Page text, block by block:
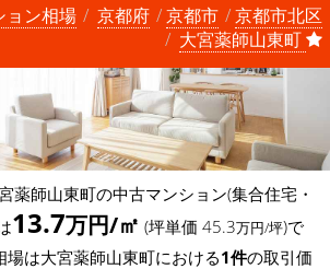
ョン相場
京都府 京都市
京都市北区
大宮薬師山東町
薬師山東町の中古マンション(集合住宅・
13.7万円/㎡ (坪単価 45.3万円/坪)で
は大宮薬師山東町における1件の取引価